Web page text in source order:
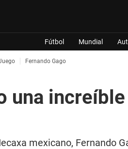
Fútbol Mundial
Fernando Gago
una
mexicano, Fernando